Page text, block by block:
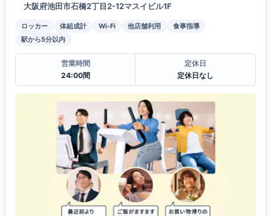
大阪府池田市石橋2丁目2-12マスイビル1F
ロッカー 体組成計 Wi-Fi 他店舗利用
食事指導
駅から5分以内
営業時間
24:00間
定休日
定休日なし